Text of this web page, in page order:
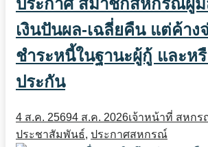
เงินปันผล-เฉลี่ยคืน แต่ค้าง
ชำระหนี้ในฐานะผู้กู้ และห
ประกัน
4 ส.ค. 25694 ส.ค. 2026เจ้าหน้าที่ สหก
ประชาสัมพันธ์, ประกาศสหกรณ์